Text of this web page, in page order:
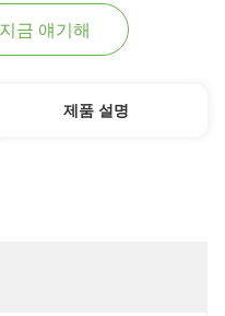
지금 얘기해
제품 설명